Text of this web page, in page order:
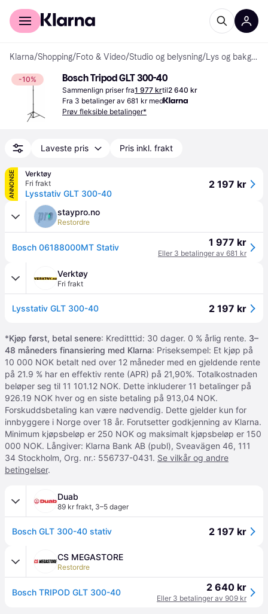
For kunder
Klarna/Shopping/Foto & Video/Studio og belysning/ Lys og bakgrunnsstativ
-10% Bosch Tripod GLT 300-40
Sammenlign priser fra1 977 krtil2 640 kr
Fra 3 betalinger av 681 kr med
Prøv fleksible betalinger*
Laveste pris Pris inkl. frakt
ANNONSE
Verktøy
Fri frakt
Lysstativ GLT 300-40
2 197 kr
staypro.no
Restordre
Bosch 06188000MT Stativ 1 977 kr
Eller 3 betalinger av 681 kr
Verktøy
Fri frakt
Lysstativ GLT 300-40 2 197 kr
*Kjøp først, betal senere: Kreditttid: 30 dager. 0 % årlig rente. 3–
48 måneders finansiering med Klarna: Priseksempel: Et kjøp på
10 000 NOK betalt ned over 12 måneder med en gjeldende rente
på 21.9 % har en effektiv rente (APR) på 21,90%. Totalkostnaden
beløper seg til 11 101.12 NOK. Dette inkluderer 11 betalinger på
926.19 NOK hver og en siste betaling på 913,04 NOK.
Forskuddsbetaling kan være nødvendig. Dette gjelder kun for
innbyggere i Norge over 18 år. Forutsetter godkjenning av Klarna.
Minimum kjøpsbeløp er 250 NOK og maksimalt kjøpsbeløp er 150
000 NOK. Långiver: Klarna Bank AB (publ), Sveavägen 46, 111
34 Stockholm, Org. nr.: 556737-0431. Se vilkår og andre
betingelser.
Duab
89 kr frakt, 3–5 dager
Bosch GLT 300-40 stativ 2 197 kr
CS MEGASTORE
Restordre
Bosch TRIPOD GLT 300-40 2 640 kr
Eller 3 betalinger av 909 kr